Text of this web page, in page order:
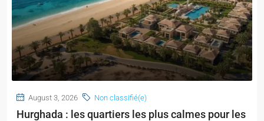
August 3, 2026 Non classifié(e)
Hurghada : les quartiers les plus calmes pour les